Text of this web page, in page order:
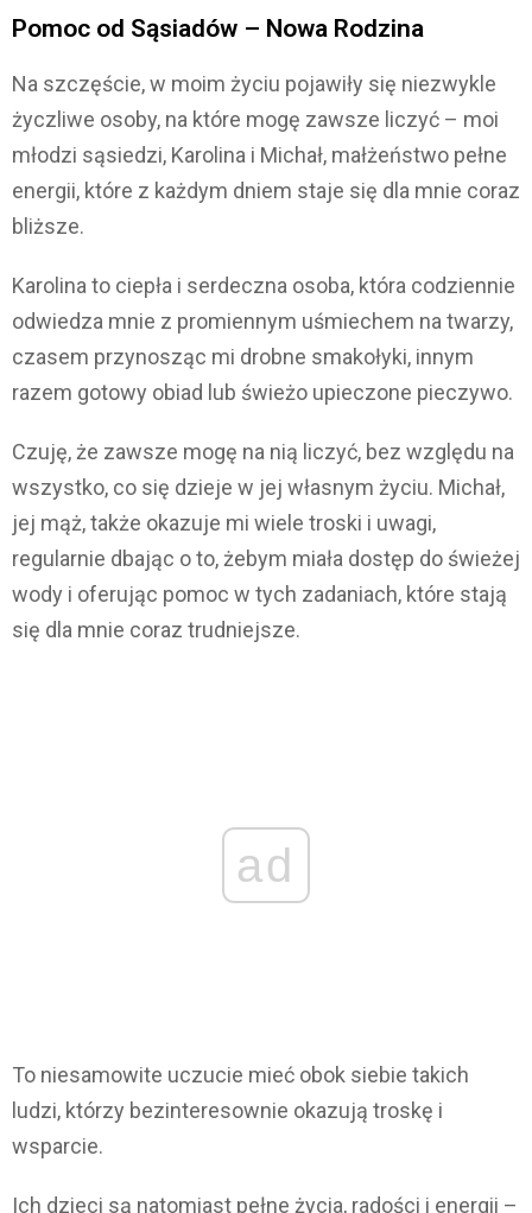
Pomoc od Sąsiadów – Nowa Rodzina
Na szczęście, w moim życiu pojawiły się niezwykle
życzliwe osoby, na które mogę zawsze liczyć – moi
młodzi sąsiedzi, Karolina i Michał, małżeństwo pełne
energii, które z każdym dniem staje się dla mnie coraz
bliższe.
Karolina to ciepła i serdeczna osoba, która codziennie
odwiedza mnie z promiennym uśmiechem na twarzy,
czasem przynosząc mi drobne smakołyki, innym
razem gotowy obiad lub świeżo upieczone pieczywo.
Czuję, że zawsze mogę na nią liczyć, bez względu na
wszystko, co się dzieje w jej własnym życiu. Michał,
jej mąż, także okazuje mi wiele troski i uwagi,
regularnie dbając o to, żebym miała dostęp do świeżej
wody i oferując pomoc w tych zadaniach, które stają
się dla mnie coraz trudniejsze.
ad
To niesamowite uczucie mieć obok siebie takich
ludzi, którzy bezinteresownie okazują troskę i
wsparcie.
Ich dzieci są natomiast pełne życia, radości i energii –